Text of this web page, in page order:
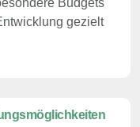
gezielt